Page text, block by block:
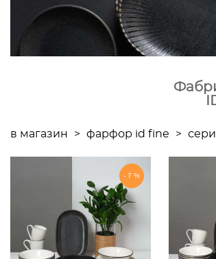
в магазин > фарфор id fine >
-7%